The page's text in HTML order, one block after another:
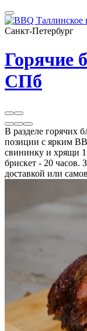
Санкт-Петербург
Горячие
СПб
В разделе горячих
позиции с ярким
свининку и хрящи
брискет - 20 часов.
доставкой или